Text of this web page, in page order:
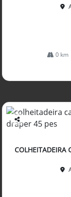
0 km
Co
arti
lhe
COLHEITADEIRA